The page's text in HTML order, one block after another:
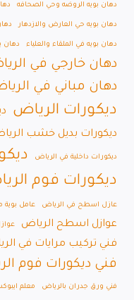
دهان بويه الروضه وحي الصحافه
دهان بويه حي العارض والازدهار
دهان بويه في الملقاء والعلياء دهان
دهان خارجي في
دهان مباني في
ديكورات الرياض
ديكورات بديل خشب
ديكورات داخلية في الرياض
ديكورات فوم
عازل اسطح في الرياض عامل بوية
عوازل اسطح الرياض
فني تركيب مرايات في
فني ديكورات فوم
فني ورق جدران بالرياض معلم